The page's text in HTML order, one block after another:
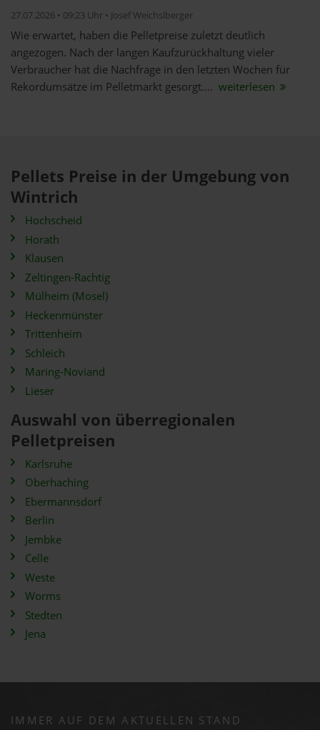
27.07.2026 • 09:23 Uhr • Josef Weichslberger
Wie erwartet, haben die Pelletpreise zuletzt deutlich
angezogen. Nach der langen Kaufzurückhaltung vieler
Verbraucher hat die Nachfrage in den letzten Wochen für
Rekordumsätze im Pelletmarkt gesorgt.... weiterlesen
Pellets Preise in der Umgebung von
Wintrich
Hochscheid
Horath
Klausen
Zeltingen-Rachtig
Mülheim (Mosel)
Heckenmünster
Trittenheim
Schleich
Maring-Noviand
Lieser
Auswahl von überregionalen
Pelletpreisen
Karlsruhe
Oberhaching
Ebermannsdorf
Berlin
Jembke
Celle
Weste
Worms
Stedten
Jena
IMMER AUF DEM AKTUELLEN STAND